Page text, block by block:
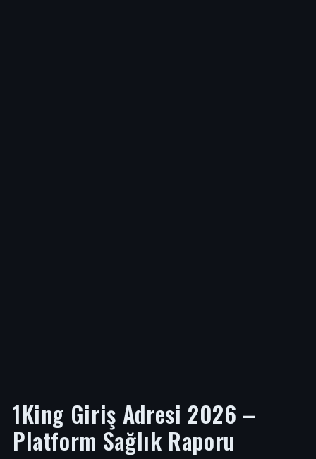
1King Giriş Adresi 2026 –
Platform Sağlık Raporu